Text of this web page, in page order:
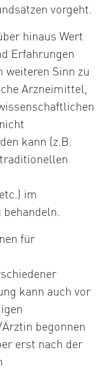
vorgeht.
hinaus Wert
Erfahrungen
Sinn zu
Arzneimittel,
kann (z.B.
im
für
kann auch vor
begonnen
erst nach der